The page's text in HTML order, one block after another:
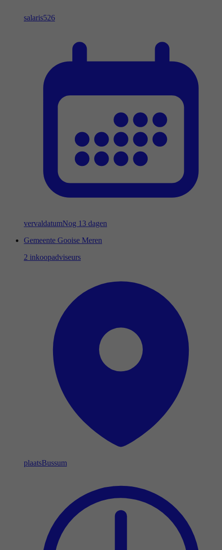
salaris526
vervaldatumNog 13 dagen
Gemeente Gooise Meren
2 inkoopadviseurs
plaatsBussum